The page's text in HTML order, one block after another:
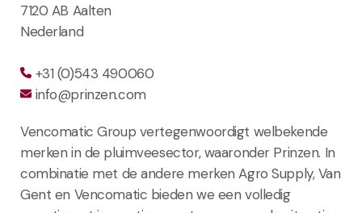
7120 AB Aalten
Nederland
+31 (0)543 490060
info@prinzen.com
Vencomatic Group vertegenwoordigt welbekende
merken in de pluimveesector, waaronder Prinzen. In
combinatie met de andere merken Agro Supply, Van
Gent en Vencomatic bieden we een volledig